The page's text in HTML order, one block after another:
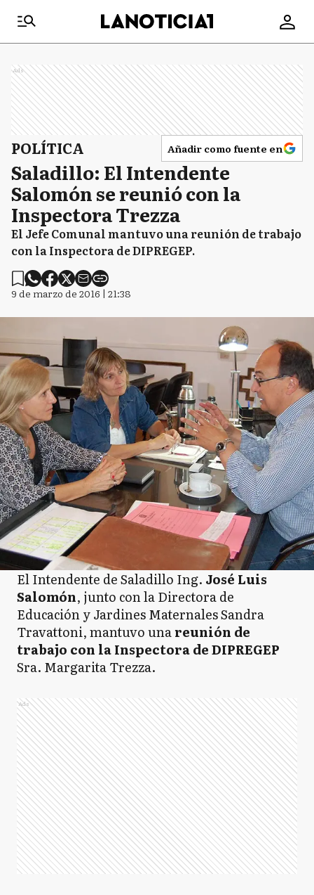
Ads
POLÍTICA Añadir como fuente en
Saladillo: El Intendente
Salomón se reunió con la
Inspectora Trezza
El Jefe Comunal mantuvo una reunión de trabajo
con la Inspectora de DIPREGEP.
9 de marzo de 2016 | 21:38
El Intendente de Saladillo Ing. José Luis
Salomón, junto con la Directora de
Educación y Jardines Maternales Sandra
Travattoni, mantuvo unareunión de
trabajo con la Inspectora de DIPREGEP
Sra. Margarita Trezza.
Ads